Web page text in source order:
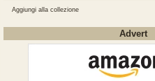
Aggiungi alla collezione
Advert